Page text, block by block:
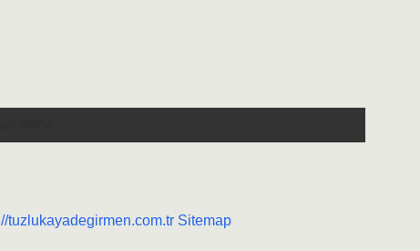
tuzlukayadegirmen.com.tr Sitemap